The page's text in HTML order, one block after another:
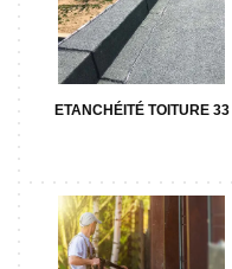
ETANCHÉITÉ TOITURE 33